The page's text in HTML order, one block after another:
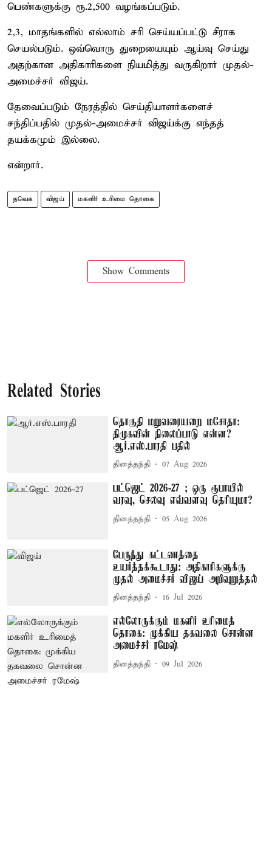
பெண்களுக்கு ரூ.2,500 வழங்கப்படும்.
2,3, மாதங்களில் எல்லாம் சரி செய்யப்பட்டு சீராக
செயல்படும். ஒவ்வொரு துறையையும் ஆய்வு செய்து
அதற்கான அதிகாரிகளை நியமித்து வருகிறார் முதல்-
அமைச்சர் விஜய்.
தேவைப்படும் நேரத்தில் செய்தியாளர்களைச்
சந்திப்பதில் முதல்-அமைச்சர் விஜய்க்கு எந்தத்
தயக்கமும் இல்லை.
என்றார்.
தவெக விஜய் மகளிர் உரிமை தொகை
Show Comments
Related Stories
தொகுதி மறுவரையறை மசோதா:
திமுகவின் நிலைப்பாடு என்ன?
ஆர்.எஸ்.பாரதி பதில்
தினத்தந்தி 07 Aug 2026
பட்ஜெட் 2026-27 ; ஒரு ரூபாயில்
வரவு, செலவு எவ்வளவு தெரியுமா?
தினத்தந்தி 05 Aug 2026
பேருந்து கட்டணத்தை
உயர்த்தக்கூடாது: அதிகாரிகளுக்கு
முதல் அமைச்சர் விஜய் அறிவுறுத்தல்
தினத்தந்தி 16 Jul 2026
எல்லோருக்கும் மகளிர் உரிமைத்
தொகை: முக்கிய தகவலை சொன்ன
அமைச்சர் ரமேஷ்
தினத்தந்தி 09 Jul 2026